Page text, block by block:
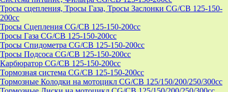
Тросы сцепления, Тросы Газа, Тросы Заслонки CG/CB 125-150-
200cc
Тросы Сцепления CG/CB 125-150-200cc
Тросы Газа CG/CB 125-150-200cc
Тросы Спидометра CG/CB 125-150-200cc
Тросы Подсоса CG/CB 125-150-200cc
Карбюратор CG/CB 125-150-200cc
Тормозная система CG/CB 125-150-200cc
Тормозные Колодки на мотоцикл CG/CB 125/150/200/250/300cc